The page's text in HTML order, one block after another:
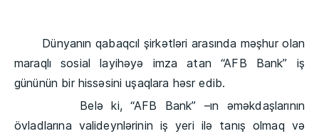
Dünyanın qabaqcıl şirkətləri arasında məşhur olan
maraqlı sosial layihəyə imza atan “AFB Bank” iş
gününün bir hissəsini uşaqlara həsr edib.
Belə ki, “AFB Bank” –ın əməkdaşlarının
övladlarına valideynlərinin iş yeri ilə tanış olmaq və